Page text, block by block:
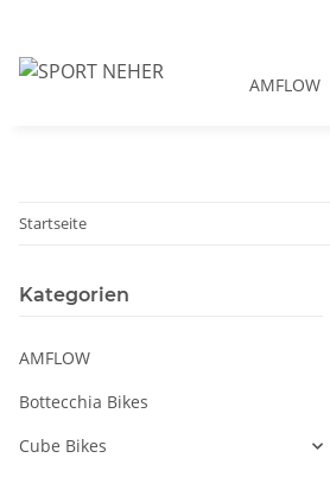
AMFLOW
Startseite
Kategorien
AMFLOW
Bottecchia Bikes
Cube Bikes